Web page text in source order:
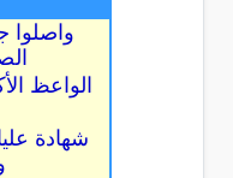
واصلوا
الواعظ
شهادة